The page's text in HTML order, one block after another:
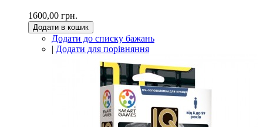
1600,00 грн.
Додати в кошик
Додати до списку бажань
| Додати для порівняння